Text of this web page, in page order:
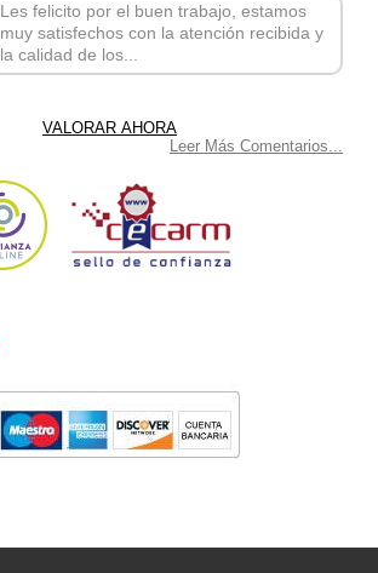
Les felicito por el buen trabajo, estamos
muy satisfechos con la atención recibida y
la calidad de los...
Leer Más Comentarios...